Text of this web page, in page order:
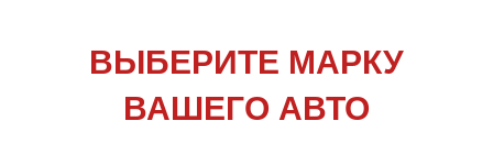
ВЫБЕРИТЕ МАРКУ
ВАШЕГО АВТО